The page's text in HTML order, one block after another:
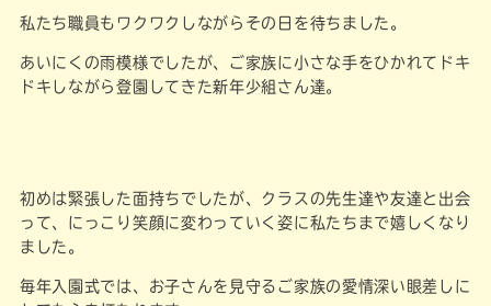
私たち職員もワクワクしながらその日を待ちました。
あいにくの雨模様でしたが、ご家族に小さな手をひかれてドキ
ドキしながら登園してきた新年少組さん達。
初めは緊張した面持ちでしたが、クラスの先生達や友達と出会
って、にっこり笑顔に変わっていく姿に私たちまで嬉しくなり
ました。
毎年入園式では、お子さんを見守るご家族の愛情深い眼差しに